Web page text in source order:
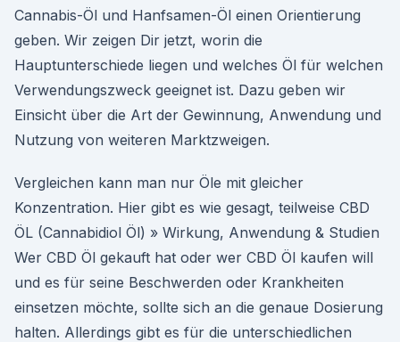
Cannabis-Öl und Hanfsamen-Öl einen Orientierung
geben. Wir zeigen Dir jetzt, worin die
Hauptunterschiede liegen und welches Öl für welchen
Verwendungszweck geeignet ist. Dazu geben wir
Einsicht über die Art der Gewinnung, Anwendung und
Nutzung von weiteren Marktzweigen.
Vergleichen kann man nur Öle mit gleicher
Konzentration. Hier gibt es wie gesagt, teilweise CBD
ÖL (Cannabidiol Öl) » Wirkung, Anwendung & Studien
Wer CBD Öl gekauft hat oder wer CBD Öl kaufen will
und es für seine Beschwerden oder Krankheiten
einsetzen möchte, sollte sich an die genaue Dosierung
halten. Allerdings gibt es für die unterschiedlichen